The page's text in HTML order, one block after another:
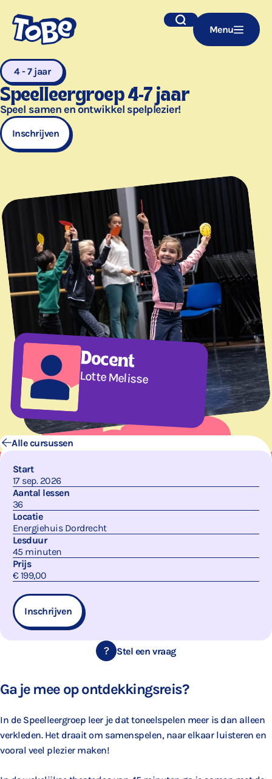
Navigatie
overslaan
Zoek Menu
4 - 7 jaar
Speelleergroep 4-7 jaar
Speel samen en ontwikkel spelplezier!
Inschrijven
Docent
Lotte Melisse
Alle cursussen
Start
17 sep. 2026
Aantal lessen
36
Locatie
Energiehuis Dordrecht
Lesduur
45 minuten
Prijs
€ 199,00
Inschrijven
Stel een vraag
Ga je mee op ontdekkingsreis?
In de Speelleergroep leer je dat toneelspelen meer is dan alleen
verkleden. Het draait om samenspelen, naar elkaar luisteren en
vooral veel plezier maken!